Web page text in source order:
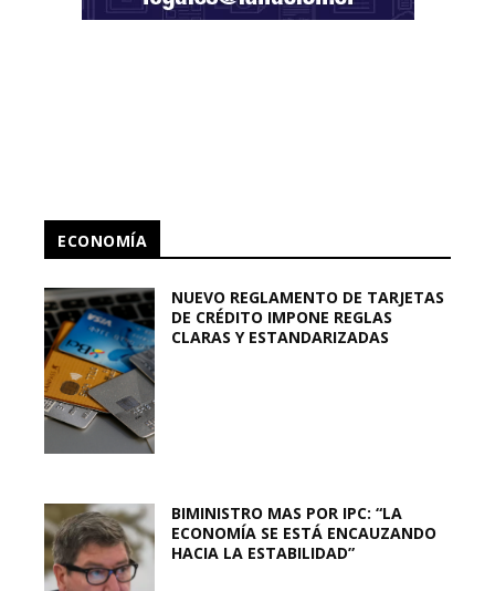
ECONOMÍA
NUEVO REGLAMENTO DE TARJETAS
DE CRÉDITO IMPONE REGLAS
CLARAS Y ESTANDARIZADAS
BIMINISTRO MAS POR IPC: “LA
ECONOMÍA SE ESTÁ ENCAUZANDO
HACIA LA ESTABILIDAD”